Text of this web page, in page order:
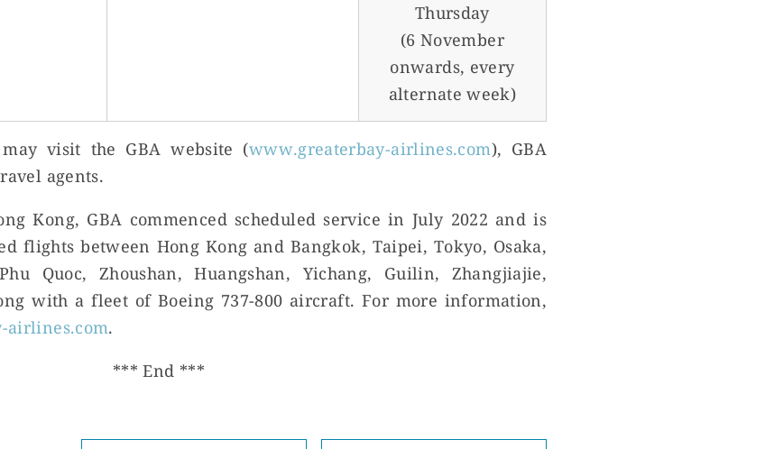
Thursday
(6 November
onwards, every
alternate week)
visit the GBA website (www.greaterbay-airlines.com), GBA
agents.
Kong, GBA commenced scheduled service in July 2022 and is
flights between Hong Kong and Bangkok, Taipei, Tokyo, Osaka,
Quoc, Zhoushan, Huangshan, Yichang, Guilin, Zhangjiajie,
with a fleet of Boeing 737-800 aircraft. For more information,
airlines.com.
*** End ***